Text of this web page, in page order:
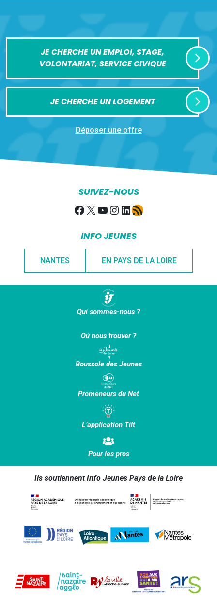
JE CHERCHE UN EMPLOI, STAGE,
VOLONTARIAT, SERVICE CIVIQUE
JE CHERCHE UN LOGEMENT
Déposer une offre
SUIVEZ-NOUS
Facebook
X YouTube
Instagram
LinkedIn
Flux RSS
INFO JEUNES
NANTES EN PAYS DE LA LOIRE
Qui sommes-nous ?
Où nous trouver ?
Boussole des Jeunes
Promeneurs du Net
L’application Tilt
Pour les pros
Ils soutiennent Info Jeunes Pays de la Loire